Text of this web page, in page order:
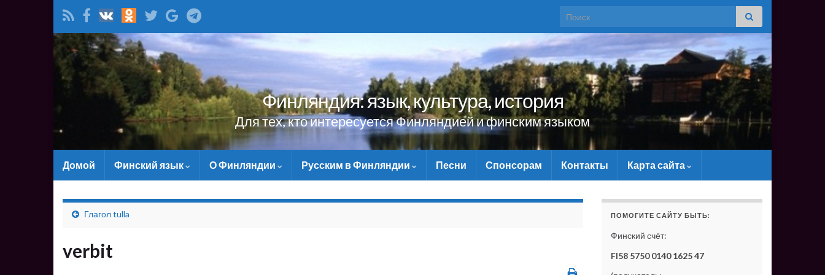
Search for:
Финляндия: язык, культура, история
Для тех, кто интересуется Финляндией и финским языком
Домой Финский язык О Финляндии Русским в Финляндии Песни Спонсорам Контакты Карта сайта
Глагол tulla
verbit
ПОМОГИТЕ САЙТУ БЫТЬ:
Финский счёт:
FI58 5750 0140 1625 47